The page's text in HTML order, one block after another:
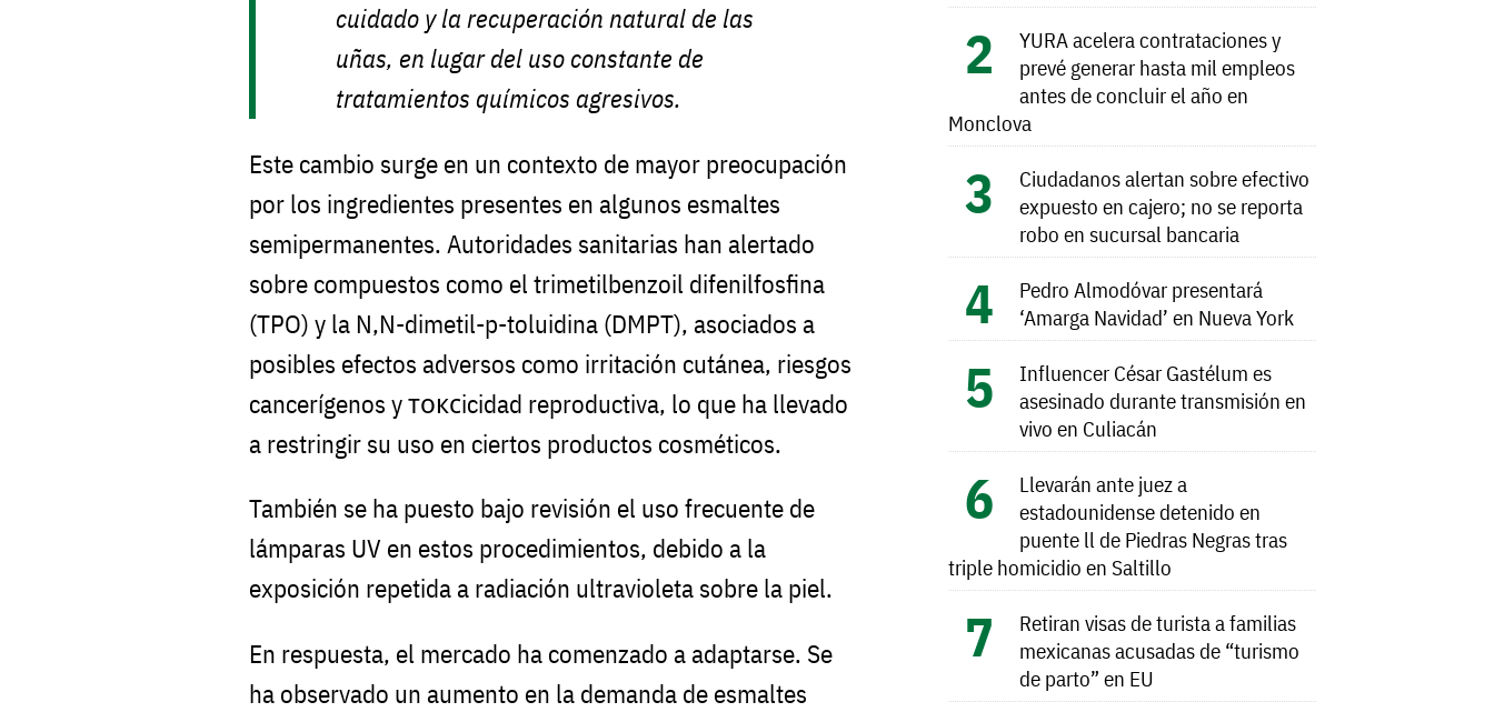
cuidado y la recuperación natural de las
uñas, en lugar del uso constante de
tratamientos químicos agresivos.
Este cambio surge en un contexto de mayor preocupación
por los ingredientes presentes en algunos esmaltes
semipermanentes. Autoridades sanitarias han alertado
sobre compuestos como el trimetilbenzoil difenilfosfina
(TPO) y la N,N-dimetil-p-toluidina (DMPT), asociados a
posibles efectos adversos como irritación cutánea, riesgos
cancerígenos y токсicidad reproductiva, lo que ha llevado
a restringir su uso en ciertos productos cosméticos.
También se ha puesto bajo revisión el uso frecuente de
lámparas UV en estos procedimientos, debido a la
exposición repetida a radiación ultravioleta sobre la piel.
En respuesta, el mercado ha comenzado a adaptarse. Se
ha observado un aumento en la demanda de esmaltes
YURA acelera contrataciones y
prevé generar hasta mil empleos
antes de concluir el año en
Monclova
Ciudadanos alertan sobre efectivo
expuesto en cajero; no se reporta
robo en sucursal bancaria
Pedro Almodóvar presentará
‘Amarga Navidad’ en Nueva York
Influencer César Gastélum es
asesinado durante transmisión en
vivo en Culiacán
Llevarán ante juez a
estadounidense detenido en
puente ll de Piedras Negras tras
triple homicidio en Saltillo
Retiran visas de turista a familias
mexicanas acusadas de “turismo
de parto” en EU